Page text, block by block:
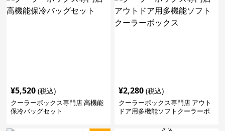
¥5,520 (税込)
クーラーボックス専門店 高機能
保冷バッグセット
¥2,280 (税込)
クーラーボックス専門店 アウト
ドア用多機能ソフトクーラーボ